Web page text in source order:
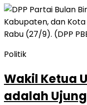
Politik
Wakil Ketua
adalah